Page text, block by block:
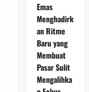
Emas
Menghadirk
an Ritme
Baru yang
Membuat
Pasar Sulit
Mengalihka